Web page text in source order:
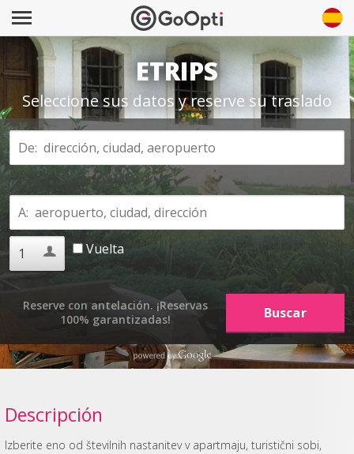
ETRIPS
Seleccione sus datos y reserve su traslado
Vuelta
Reserve con antelación. ¡Reservas
100% garantizadas!
Descripción
Izberite eno od številnih nastanitev v apartmaju, turistični sobi,